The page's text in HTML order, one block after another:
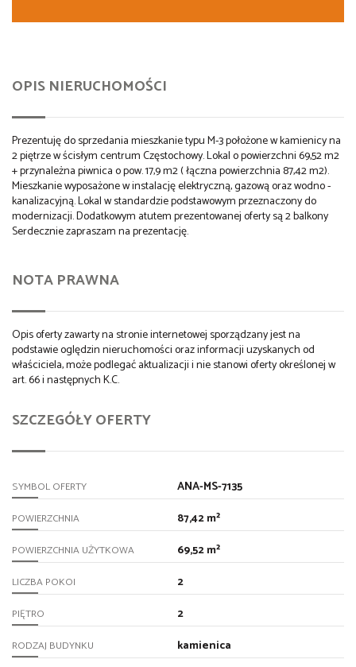
OPIS NIERUCHOMOŚCI
Prezentuję do sprzedania mieszkanie typu M-3 położone w kamienicy na
2 piętrze w ścisłym centrum Częstochowy. Lokal o powierzchni 69,52 m2
+ przynależna piwnica o pow. 17,9 m2 ( łączna powierzchnia 87,42 m2).
Mieszkanie wyposażone w instalację elektryczną, gazową oraz wodno -
kanalizacyjną. Lokal w standardzie podstawowym przeznaczony do
modernizacji. Dodatkowym atutem prezentowanej oferty są 2 balkony
Serdecznie zapraszam na prezentację.
NOTA PRAWNA
Opis oferty zawarty na stronie internetowej sporządzany jest na
podstawie oględzin nieruchomości oraz informacji uzyskanych od
właściciela, może podlegać aktualizacji i nie stanowi oferty określonej w
art. 66 i następnych K.C.
SZCZEGÓŁY OFERTY
SYMBOL OFERTY ANA-MS-7135
POWIERZCHNIA 87,42 m²
POWIERZCHNIA UŻYTKOWA 69,52 m²
LICZBA POKOI 2
PIĘTRO 2
RODZAJ BUDYNKU kamienica